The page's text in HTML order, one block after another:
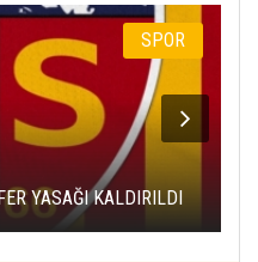
SPOR
YASAĞI KALDIRILDI